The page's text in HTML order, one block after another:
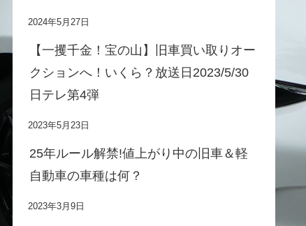
2024年5月27日
【一攫千金！宝の山】旧車買い取りオー
クションへ！いくら？放送日2023/5/30
日テレ第4弾
2023年5月23日
25年ルール解禁!値上がり中の旧車＆軽
自動車の車種は何？
2023年3月9日